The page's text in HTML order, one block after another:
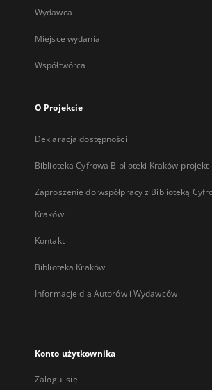
Wydawca
Miejsce wydania
Współtwórca
O Projekcie
Deklaracja dostępności
Biblioteka Cyfrowa Biblioteki Kraków-projekt
Zaproszenie do współpracy z Biblioteką
Kraków
Kontakt
Biblioteka Kraków
Informacje dla Autorów i Wydawców
Konto użytkownika
Zaloguj się